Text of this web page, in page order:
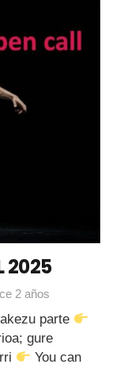
2025
2 años
parte
gure
You can